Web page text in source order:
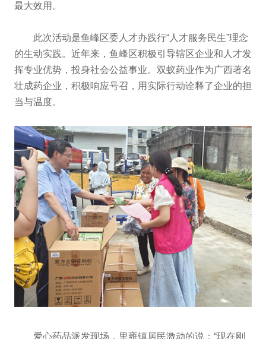
最大效用。
此次活动是鱼峰区委人才办践行“人才服务民生”理念
的生动实践。近年来，鱼峰区积极引导辖区企业和人才发
挥专业优势，投身社会公益事业。双蚁药业作为广西著名
壮成药企业，积极响应号召，用实际行动诠释了企业的担
当与温度。
爱心药品派发现场，里雍镇居民激动的说：“现在刚